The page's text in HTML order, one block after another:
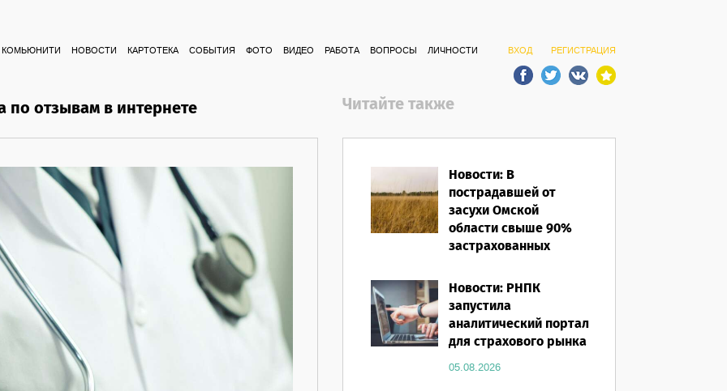
ВХОД РЕГИСТРАЦИЯ
КОМЬЮНИТИ НОВОСТИ КАРТОТЕКА СОБЫТИЯ ФОТО ВИДЕО РАБОТА ВОПРОСЫ ЛИЧНОСТИ
по отзывам в интернете Читайте также
Новости: В
пострадавшей от
засухи Омской
области свыше 90%
застрахованных
полисом «от ЧС»
05.08.2026
Новости: РНПК
запустила
аналитический портал
для страхового рынка
05.08.2026